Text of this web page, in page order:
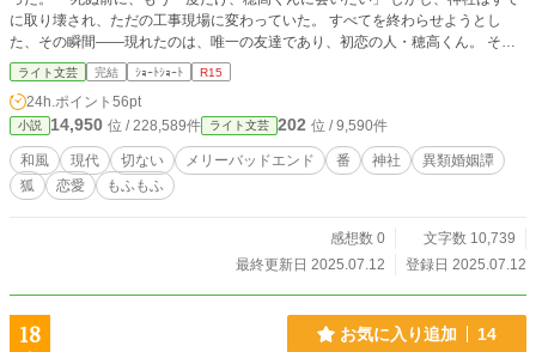
に取り壊され、ただの工事現場に変わっていた。 すべてを終わらせようとし
た、その瞬間――現れたのは、唯一の友達であり、初恋の人・穂高くん。 そし
て、栞は忽然とこの世界から姿を消す。まるで神隠しにあったように――。 ☆
小説家になろうの日間現実世界(恋愛)ランキング(完結済)で3位獲得しました。(2
025/9/20)
ライト文芸 完結 ｼｮｰﾄｼｮｰﾄ R15
24h.ポイント 56pt
小説 14,950 位 / 228,589件 ライト文芸 202 位 / 9,590件
和風 現代 切ない メリーバッドエンド 番 神社
異類婚姻譚
狐
恋愛 もふもふ
感想数 0
文字数 10,739
最終更新日 2025.07.12
登録日 2025.07.12
18 お気に入り追加 14